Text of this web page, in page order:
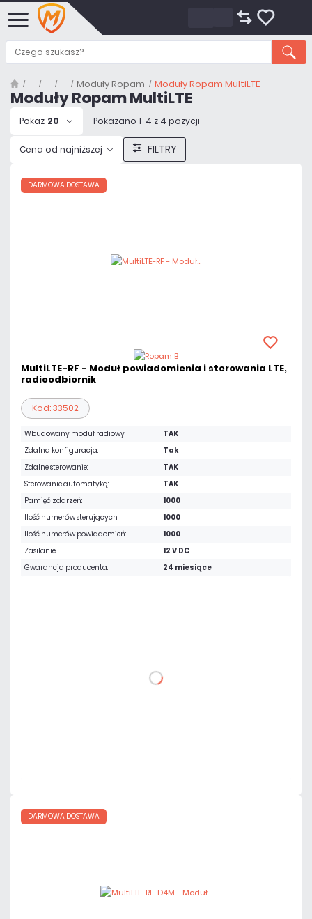
Moduły Ropam Moduły Ropam MultiLTE
Moduły Ropam MultiLTE
Pokaż 20 Pokazano 1-4 z 4 pozycji
Cena od najniższej FILTRY
DARMOWA DOSTAWA
MultiLTE-RF - Moduł powiadomienia i sterowania LTE,
radioodbiornik
Kod: 33502
Wbudowany moduł radiowy:
TAK
Zdalna konfiguracja:
Tak
Zdalne sterowanie:
TAK
Sterowanie automatyką:
TAK
Pamięć zdarzeń:
1000
Ilość numerów sterujących:
1000
Ilość numerów powiadomień:
1000
Zasilanie:
12 V DC
Gwarancja producenta:
24 miesiące
DO KOSZYKA
DARMOWA DOSTAWA